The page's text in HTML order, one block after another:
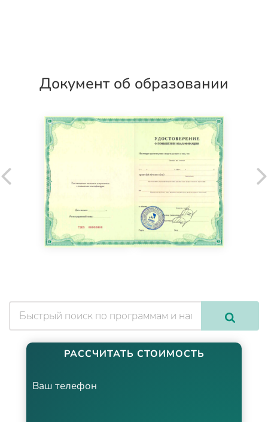
Документ об образовании
РАССЧИТАТЬ СТОИМОСТЬ
Ваш телефон